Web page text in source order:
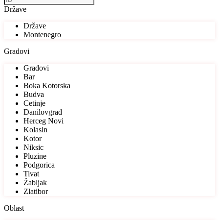
Države
Države
Montenegro
Gradovi
Gradovi
Bar
Boka Kotorska
Budva
Cetinje
Danilovgrad
Herceg Novi
Kolasin
Kotor
Niksic
Pluzine
Podgorica
Tivat
Žabljak
Zlatibor
Oblast